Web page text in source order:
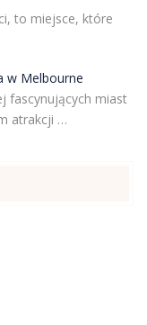
to miejsce, które
w Melbourne
fascynujących miast
atrakcji …